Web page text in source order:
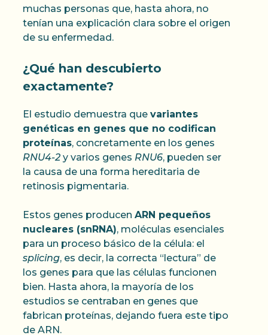
muchas personas que, hasta ahora, no
tenían una explicación clara sobre el origen
de su enfermedad.
¿Qué han descubierto
exactamente?
El estudio demuestra que variantes
genéticas en genes que no codifican
proteínas, concretamente en los genes
RNU4-2 y varios genes RNU6, pueden ser
la causa de una forma hereditaria de
retinosis pigmentaria.
Estos genes producen ARN pequeños
nucleares (snRNA), moléculas esenciales
para un proceso básico de la célula: el
splicing, es decir, la correcta “lectura” de
los genes para que las células funcionen
bien. Hasta ahora, la mayoría de los
estudios se centraban en genes que
fabrican proteínas, dejando fuera este tipo
de ARN.